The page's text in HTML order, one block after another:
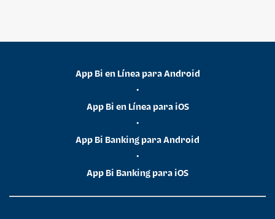
App Bi en Línea para Android
•
App Bi en Línea para iOS
•
App Bi Banking para Android
•
App Bi Banking para iOS